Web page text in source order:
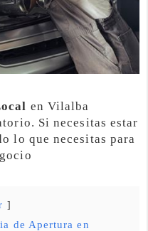
en Vilalba
Si necesitas estar
lo que necesitas para
de Apertura en